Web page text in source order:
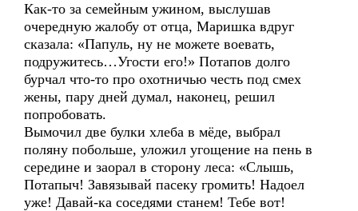
Как-то за семейным ужином, выслушав
очередную жалобу от отца, Маришка вдруг
сказала: «Папуль, ну не можете воевать,
подружитесь…Угости его!» Потапов долго
бурчал что-то про охотничью честь под смех
жены, пару дней думал, наконец, решил
попробовать.
Вымочил две булки хлеба в мёде, выбрал
поляну побольше, уложил угощение на пень в
середине и заорал в сторону леса: «Слышь,
Потапыч! Завязывай пасеку громить! Надоел
уже! Давай-ка соседями станем! Тебе вот!